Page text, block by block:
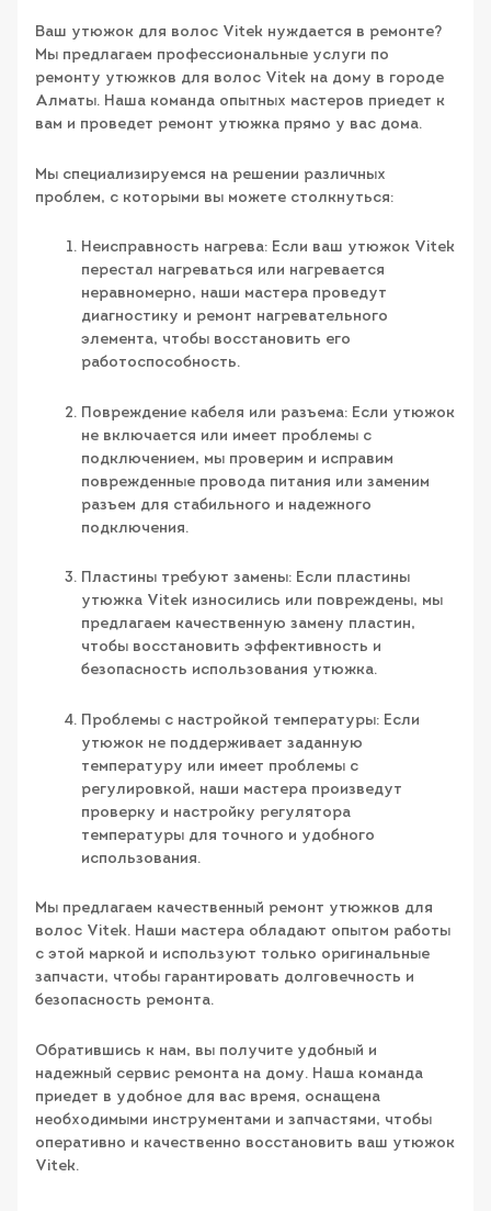
Ваш утюжок для волос Vitek нуждается в ремонте?
Мы предлагаем профессиональные услуги по
ремонту утюжков для волос Vitek на дому в городе
Алматы. Наша команда опытных мастеров приедет к
вам и проведет ремонт утюжка прямо у вас дома.
Мы специализируемся на решении различных
проблем, с которыми вы можете столкнуться:
Неисправность нагрева: Если ваш утюжок Vitek
перестал нагреваться или нагревается
неравномерно, наши мастера проведут
диагностику и ремонт нагревательного
элемента, чтобы восстановить его
работоспособность.
Повреждение кабеля или разъема: Если утюжок
не включается или имеет проблемы с
подключением, мы проверим и исправим
поврежденные провода питания или заменим
разъем для стабильного и надежного
подключения.
Пластины требуют замены: Если пластины
утюжка Vitek износились или повреждены, мы
предлагаем качественную замену пластин,
чтобы восстановить эффективность и
безопасность использования утюжка.
Проблемы с настройкой температуры: Если
утюжок не поддерживает заданную
температуру или имеет проблемы с
регулировкой, наши мастера произведут
проверку и настройку регулятора
температуры для точного и удобного
использования.
Мы предлагаем качественный ремонт утюжков для
волос Vitek. Наши мастера обладают опытом работы
с этой маркой и используют только оригинальные
запчасти, чтобы гарантировать долговечность и
безопасность ремонта.
Обратившись к нам, вы получите удобный и
надежный сервис ремонта на дому. Наша команда
приедет в удобное для вас время, оснащена
необходимыми инструментами и запчастями, чтобы
оперативно и качественно восстановить ваш утюжок
Vitek.